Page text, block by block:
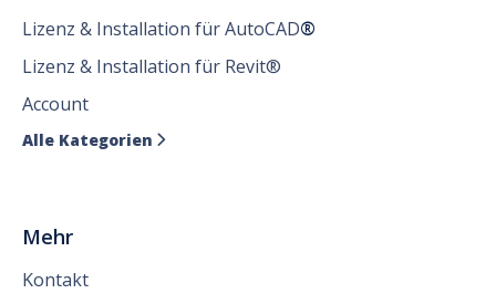
Lizenz & Installation für AutoCAD®
Lizenz & Installation für Revit®
Account
Alle Kategorien 
Mehr
Kontakt